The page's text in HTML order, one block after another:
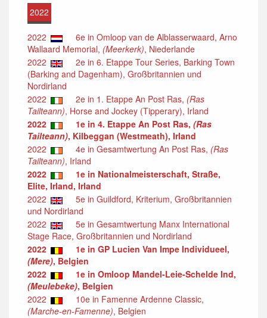
2022
2022
6e in Omloop van de Alblasserwaard, Arno
Wallaard Memorial, (Meerkerk), Niederlande
2022
2e in 6. Etappe Tour Series, Barking Town
(Barking and Dagenham), Großbritannien und
Nordirland
2022
2e in 1. Etappe An Post Ras, (Ras
Tailteann), Horse and Jockey (Tipperary), Irland
2022
1e in 4. Etappe An Post Ras, (Ras
Tailteann), Kilbeggan (Westmeath), Irland
2022
4e in Gesamtwertung An Post Ras, (Ras
Tailteann), Irland
2022
1e in Nationalmeisterschaft, Straße,
Elite, Irland, Irland
2022
5e in Guildford, Kriterium, Großbritannien
und Nordirland
2022
5e in Gesamtwertung Manx International
Stage Race, Großbritannien und Nordirland
2022
1e in GP Lucien Van Impe Individueel,
(Mere), Belgien
2022
1e in Omloop Mandel-Leie-Schelde Ind,
(Meulebeke), Belgien
2022
10e in Famenne Ardenne Classic,
(Marche-en-Famenne), Belgien